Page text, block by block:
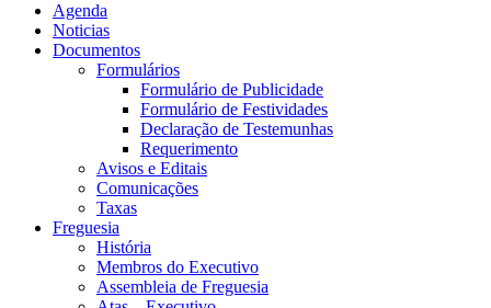
Agenda
Noticias
Documentos
Formulários
Formulário de Publicidade
Formulário de Festividades
Declaração de Testemunhas
Requerimento
Avisos e Editais
Comunicações
Taxas
Freguesia
História
Membros do Executivo
Assembleia de Freguesia